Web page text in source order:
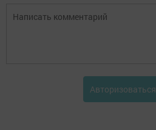
Авторизоваться